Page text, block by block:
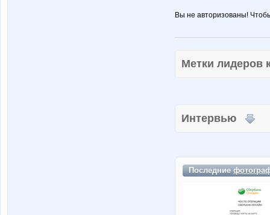
Вы не авторизованы!
Метки
Интервью
Последние